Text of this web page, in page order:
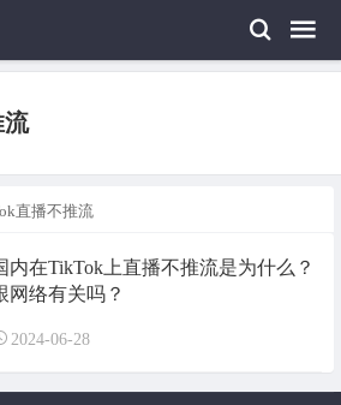
直播不推流
内在TikTok上直播不推流是为什么？
网络有关吗？
2024-06-28